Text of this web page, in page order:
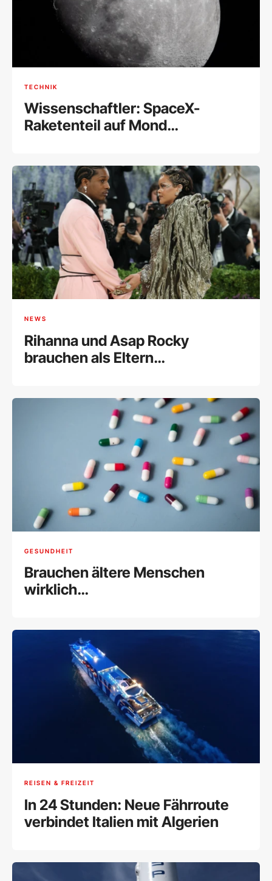
TECHNIK
Wissenschaftler: SpaceX-
Raketenteil auf Mond
NEWS
Rihanna und Asap Rocky
brauchen als Eltern
GESUNDHEIT
Brauchen ältere Menschen
wirklich
REISEN & FREIZEIT
In 24 Stunden: Neue Fährroute
verbindet Italien mit Algerien